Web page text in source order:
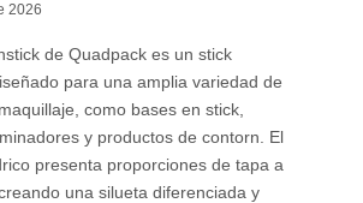
2026
de Quadpack es un stick
para una amplia variedad de
como bases en stick,
y productos de contorn. El
presenta proporciones de tapa a
una silueta diferenciada y